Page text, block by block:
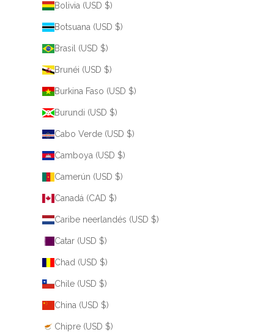
Bolivia (USD $)
Botsuana (USD $)
Brasil (USD $)
Brunéi (USD $)
Burkina Faso (USD $)
Burundi (USD $)
Cabo Verde (USD $)
Camboya (USD $)
Camerún (USD $)
Canadá (CAD $)
Caribe neerlandés (USD $)
Catar (USD $)
Chad (USD $)
Chile (USD $)
China (USD $)
Chipre (USD $)